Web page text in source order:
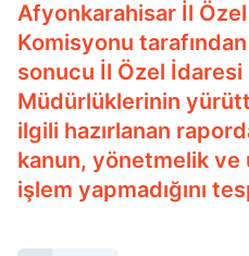
Afyonkarahisar İl
Komisyonu
sonucu İl Özel
Müdürlüklerinin
ilgili hazırlanan
kanun, yönetmelik ve
işlem yapmadığını